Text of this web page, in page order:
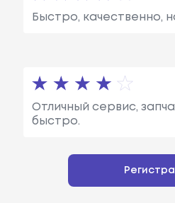
Быстро, качественно,
Отличный сервис,
быстро.